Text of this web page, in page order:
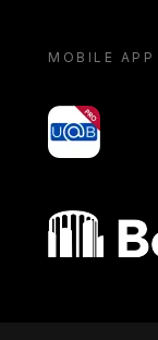
MOBILE APP
yoU@B
Bocconi shop